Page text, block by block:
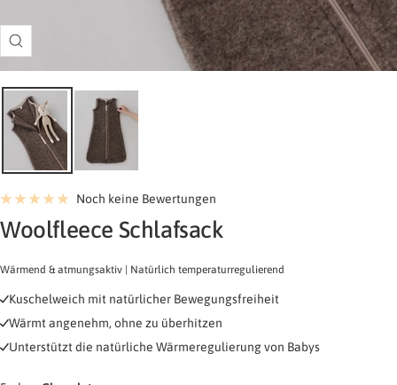
Zoom
Noch keine Bewertungen
Woolfleece Schlafsack
Wärmend & atmungsaktiv | Natürlich temperaturregulierend
Kuschelweich mit natürlicher Bewegungsfreiheit
Wärmt angenehm, ohne zu überhitzen
Unterstützt die natürliche Wärmeregulierung von Babys